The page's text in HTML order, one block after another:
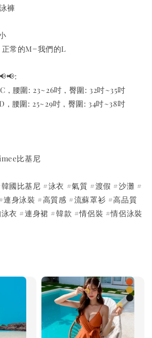
褲
常的M=我們的L
, 腰圍: 23~26吋 , 臀圍: 32吋~35吋
, 腰圍: 25~29吋 , 臀圍: 34吋~38吋
比基尼
國比基尼 #泳衣 #氣質 #渡假 #沙灘 #
身泳裝 #高質感 #流蘇罩衫 #高品質
衣 #連身裙 #韓款 #情侶裝 #情侶泳裝